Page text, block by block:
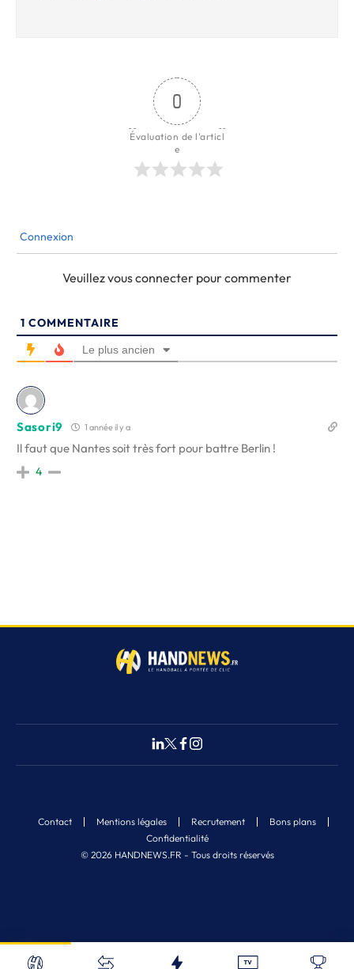
Fermer
0
Évaluation de l'articl
e
Connexion
Veuillez vous connecter pour commenter
1 COMMENTAIRE
Le plus ancien
Sasori9 1 année il y a
Il faut que Nantes soit très fort pour battre Berlin !
4
© 2026 HANDNEWS.FR - Tous droits réservés
Contact Mentions légales Recrutement
Bons plans
Confidentialité
Nos derniers articles
1